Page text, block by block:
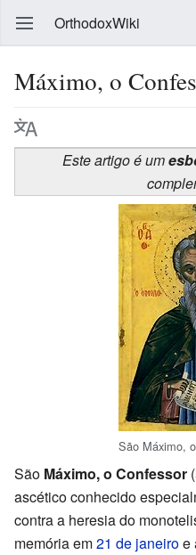
OrthodoxWiki
Máximo, o
Este artigo é um
São Máximo,
São Máximo, o Confessor
ascético conhecido
contra a heresia do
memória em21 de janeiroe